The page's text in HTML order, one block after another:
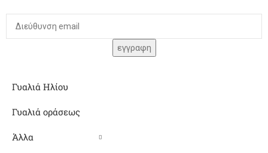
Γυαλιά Ηλίου
Γυαλιά οράσεως
Άλλα